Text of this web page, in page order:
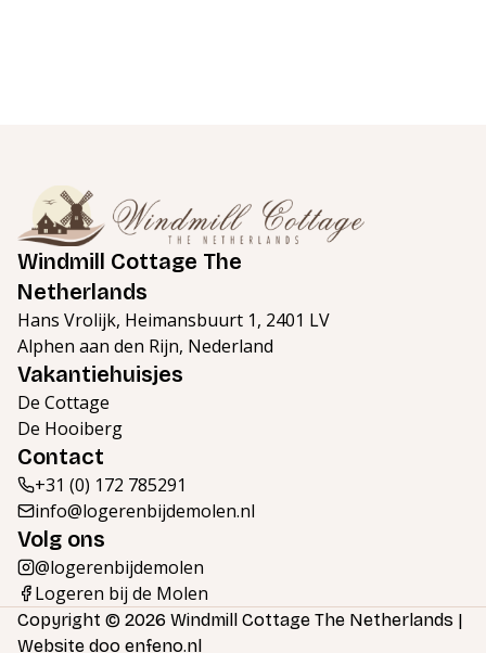
Windmill Cottage The
Netherlands
Hans Vrolijk, Heimansbuurt 1, 2401 LV
Alphen aan den Rijn, Nederland
Vakantiehuisjes
De Cottage
De Hooiberg
Contact
+31 (0) 172 785291
info@logerenbijdemolen.nl
Volg ons
@logerenbijdemolen
Logeren bij de Molen
Copyright © 2026 Windmill Cottage The Netherlands |
Website doo enfeno.nl